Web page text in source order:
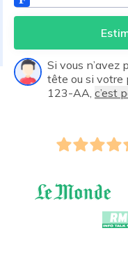
Si vous n’avez
tête ou si votre
123-AA, c’est